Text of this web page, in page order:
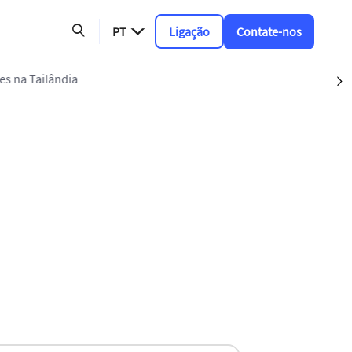
PT Ligação Contate-nos
na Tailândia